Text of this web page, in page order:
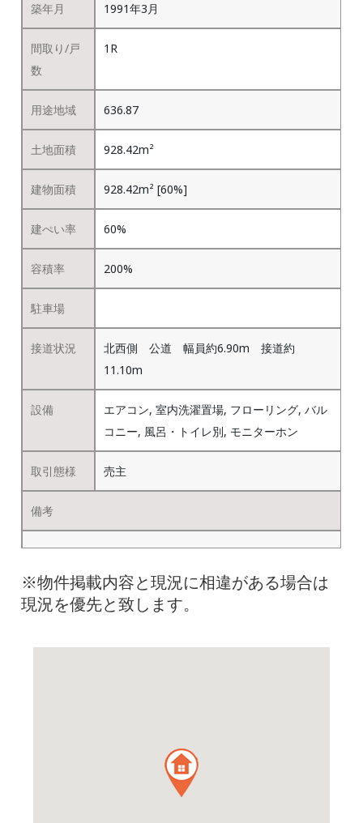
築年月 1991年3月
間取り/戸
数
1R
用途地域 636.87
土地面積 928.42m²
建物面積 928.42m² [60%]
建ぺい率 60%
容積率 200%
駐車場
接道状況
北西側 公道 幅員約6.90m 接道約
11.10m
設備
エアコン, 室内洗濯置場, フローリング, バル
コニー, 風呂・トイレ別, モニターホン
取引態様 売主
備考
※物件掲載内容と現況に相違がある場合は
現況を優先と致します。